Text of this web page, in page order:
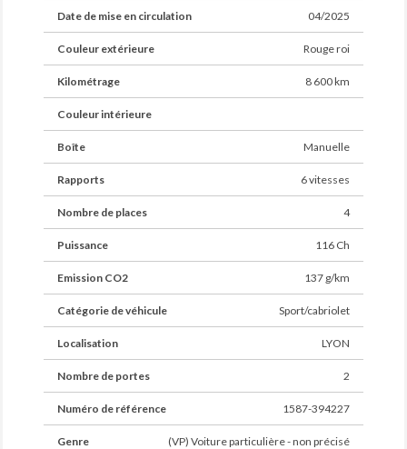
Date de mise en circulation 04/2025
Couleur extérieure Rouge roi
Kilométrage 8 600 km
Couleur intérieure
Boîte Manuelle
Rapports 6 vitesses
Nombre de places 4
Puissance 116 Ch
Emission CO2 137 g/km
Catégorie de véhicule Sport/cabriolet
Localisation LYON
Nombre de portes 2
Numéro de référence 1587-394227
Genre (VP) Voiture particulière - non précisé